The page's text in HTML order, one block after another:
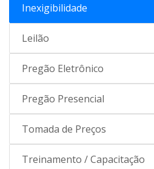
Inexigibilidade
Leilão
Pregão Eletrônico
Pregão Presencial
Tomada de Preços
Treinamento / Capacitação